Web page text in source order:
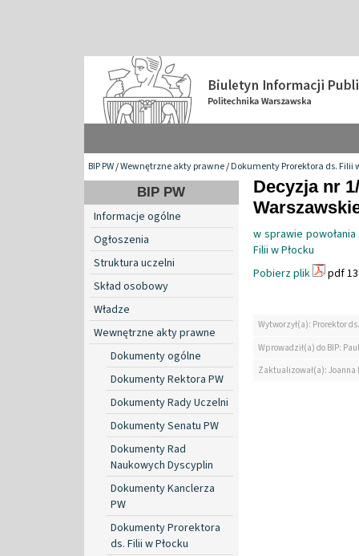
BIP PW/Wewnętrzne akty prawne/Dokumenty Prorektora ds. Filii
BIP PW
Informacje ogólne
Ogłoszenia
Struktura uczelni
Skład osobowy
Władze
Wewnętrzne akty prawne
Dokumenty ogólne
Dokumenty Rektora PW
Dokumenty Rady Uczelni
Dokumenty Senatu PW
Dokumenty Rad
Naukowych Dyscyplin
Dokumenty Kanclerza
PW
Dokumenty Prorektora
ds. Filii w Płocku
Decyzja nr
w sprawie
Filii w Płocku
Pobierz plik
pdf
Wytworzył(a): Prorektor
Wprowadził(a) do BIP:
Zaktualizował(a): Joanna